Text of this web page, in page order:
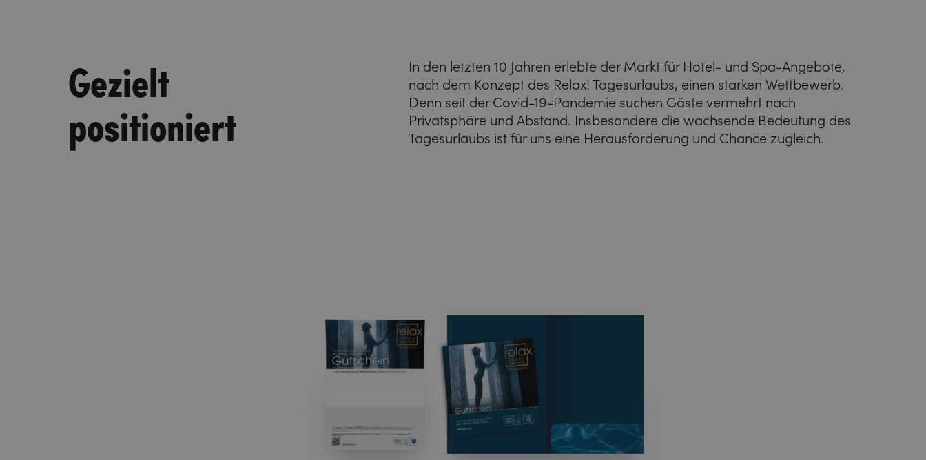
Gezielt
positioniert
In den letzten 10 Jahren erlebte der Markt für Hotel- und Spa-Angebote,
nach dem Konzept des Relax! Tagesurlaubs, einen starken Wettbewerb.
Denn seit der Covid-19-Pandemie suchen Gäste vermehrt nach
Privatsphäre und Abstand. Insbesondere die wachsende Bedeutung des
Tagesurlaubs ist für uns eine Herausforderung und Chance zugleich.